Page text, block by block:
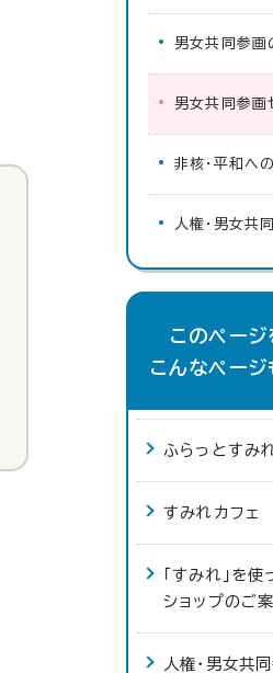
男女共同参画
男女共同参画
非核・平和へ
人権・男女共同
このペー
こんなペー
ふらっとすみ
すみれカフェ
「すみれ」を
ショップのご
人権・男女共同